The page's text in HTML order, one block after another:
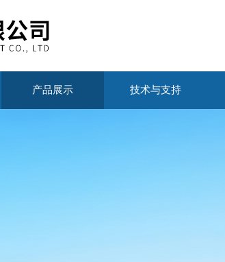
产品展示 技术与支持